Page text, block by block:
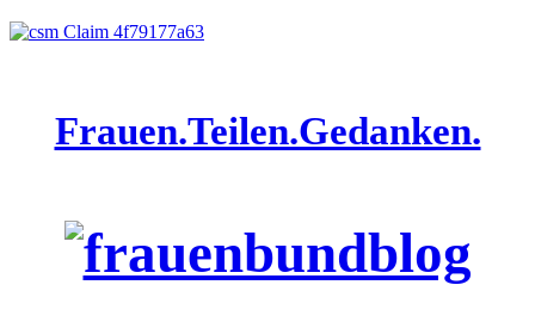
Frauen.Teilen.Gedanken.